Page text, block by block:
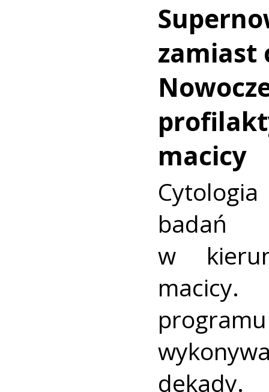
zamiast
macicy
badań
w
dekady.